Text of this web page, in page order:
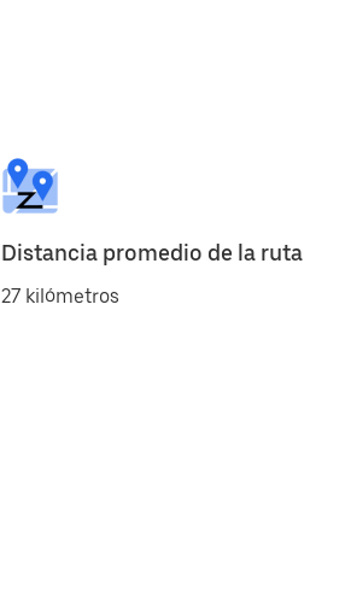
Distancia promedio de la ruta
27 kilómetros